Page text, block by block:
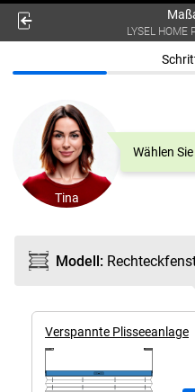
LYSEL HOME
Tina
Wählen
Modell:
Ver­spannte Plissee­anlage